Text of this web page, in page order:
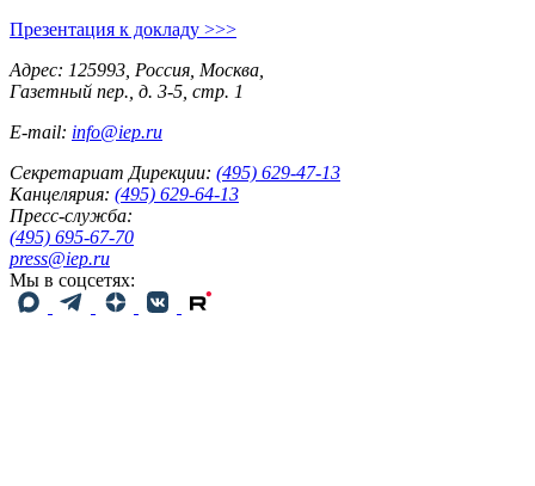
Презентация к докладу >>>
Адрес: 125993, Россия, Москва,
Газетный пер., д. 3-5, стр. 1
E-mail: info@iep.ru
Секретариат Дирекции: (495) 629-47-13
Канцелярия: (495) 629-64-13
Пресс-служба:
(495) 695-67-70
press@iep.ru
Мы в соцсетях: